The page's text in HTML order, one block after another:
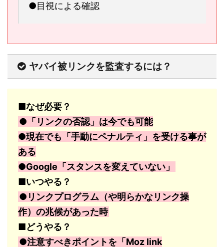
●目視による確認
ヤバイ被リンクを監査するには？
■なぜ必要？
●「リンクの否認」は今でも可能
●現在でも「手動にペナルティ」を受ける事が
ある
●Google「スタンスを変えていない」
■いつやる？
●リンクプログラム（や明らかなリンク操
作）の兆候があった時
■どうやる？
●注意すべきポイントを「Moz link